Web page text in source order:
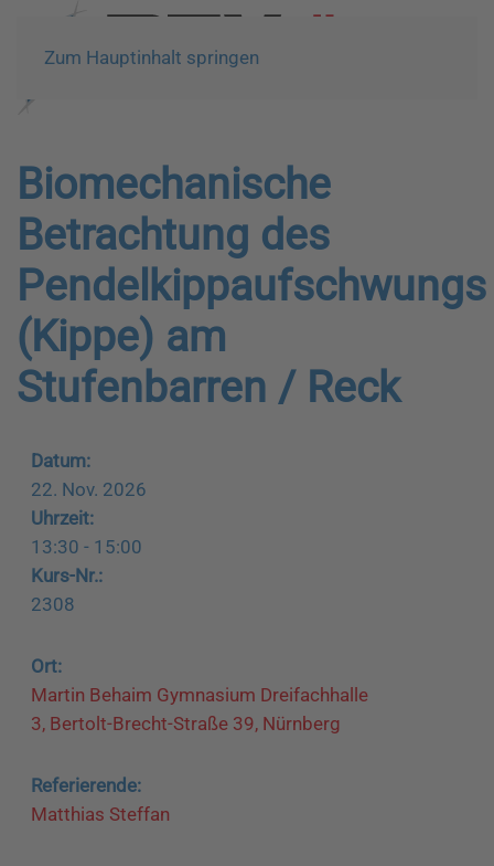
Zum Hauptinhalt springen
Biomechanische
Betrachtung des
Pendelkippaufschwungs
(Kippe) am
Stufenbarren / Reck
Datum:
22. Nov. 2026
Uhrzeit:
13:30 - 15:00
Kurs-Nr.:
2308
Ort:
Martin Behaim Gymnasium Dreifachhalle
3, Bertolt-Brecht-Straße 39, Nürnberg
Referierende:
Matthias Steffan